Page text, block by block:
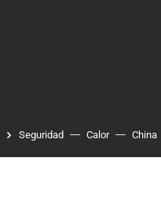
Seguridad Calor China